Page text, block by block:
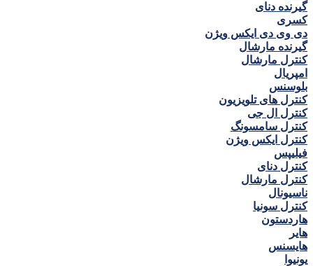
گیرنده دنای
كسری
دی وی دی ايكس ويژن
گیرنده مارشال
کنترل مارشال
امپريال
بلوسنس
کنترل های تلویزیون
کنترل ال جی
کنترل سامسونگ
کنترل ايكس ويژن
فيليپس
کنترل دنای
کنترل مارشال
ناسيونال
کنترل سونيا
هاردستون
هاير
هايسنس
يونيوا